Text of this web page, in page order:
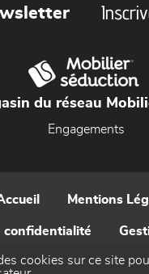
du réseau
Engagements
Mentions
confidentialité
Contact
cookies sur ce site